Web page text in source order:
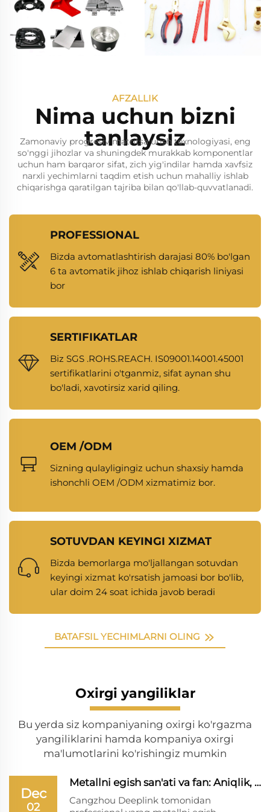
AFZALLIK
Nima uchun bizni
tanlaysiz
Zamonaviy progresiv matritsa urish texnologiyasi, eng
so'nggi jihozlar va shuningdek murakkab komponentlar
uchun ham barqaror sifat, zich yig'indilar hamda xavfsiz
narxli yechimlarni taqdim etish uchun mahalliy ishlab
chiqarishga qaratilgan tajriba bilan qo'llab-quvvatlanadi.
PROFESSIONAL
Bizda avtomatlashtirish darajasi 80% bo'lgan
6 ta avtomatik jihoz ishlab chiqarish liniyasi
bor
SERTIFIKATLAR
Biz SGS .ROHS.REACH. IS09001.14001.45001
sertifikatlarini o'tganmiz, sifat aynan shu
bo'ladi, xavotirsiz xarid qiling.
OEM /ODM
Sizning qulayligingiz uchun shaxsiy hamda
ishonchli OEM /ODM xizmatimiz bor.
SOTUVDAN KEYINGI XIZMAT
Bizda bemorlarga mo'ljallangan sotuvdan
keyingi xizmat ko'rsatish jamoasi bor bo'lib,
ular doim 24 soat ichida javob beradi
BATAFSIL YECHIMLARNI OLING
Oxirgi yangiliklar
Bu yerda siz kompaniyaning oxirgi ko'rgazma
yangiliklarini hamda kompaniya oxirgi
ma'lumotlarini ko'rishingiz mumkin
Dec
02
Metallni egish san'ati va fan: Aniqlik, samarad...
Cangzhou Deeplink tomonidan